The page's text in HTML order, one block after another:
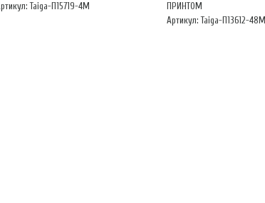
Taiga-П15719-4М
ПРИНТОМ
Артикул: Taiga-П13612-48М